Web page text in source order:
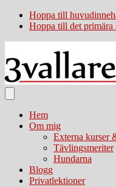
Hoppa till
Hoppa till det primära
Hem
Om mig
Externa kurser
Tävlingsmeriter
Hundarna
Blogg
Privatlektioner